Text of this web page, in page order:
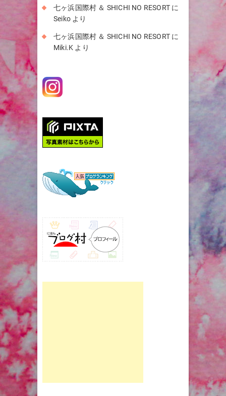
七ヶ浜国際村 ＆ SHICHI NO RESORT に
Seiko より
七ヶ浜国際村 ＆ SHICHI NO RESORT に
Miki.K より